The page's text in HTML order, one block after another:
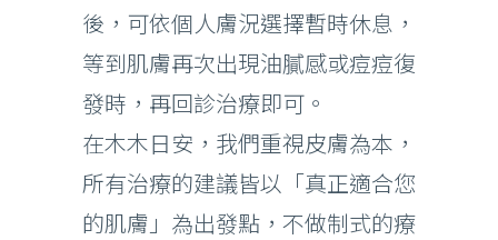
後，可依個人膚況選擇暫時休息，
等到肌膚再次出現油膩感或痘痘復
發時，再回診治療即可。
在木木日安，我們重視皮膚為本，
所有治療的建議皆以「真正適合您
的肌膚」為出發點，不做制式的療